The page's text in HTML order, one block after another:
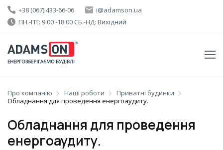
+38 (067) 433-66-06
i@adamson.ua
ПН.-ПТ: 9:00 -18:00 СБ.-НД: Вихідний
Про компанію Наші роботи
Приватні будинки
Обладнання для проведення енергоаудиту.
Обладнання для проведення
енергоаудиту.